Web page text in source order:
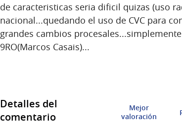
de caracteristicas seria dificil quizas (uso
nacional...quedando el uso de CVC para
grandes cambios
9RO(Marcos Casais)...
Detalles del
comentario
Mejor
valoración